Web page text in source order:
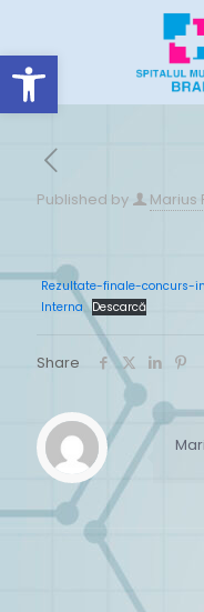
Deschide bara de unelte
Published by Marius
Rezultate-finale-concurs-
Interna Descarcă
Share